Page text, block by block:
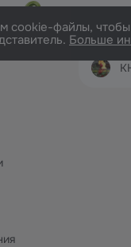
cookie-файлы,
Больше